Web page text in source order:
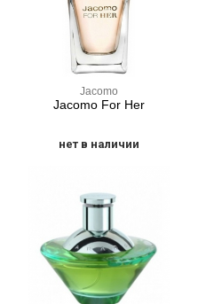
Jacomo
Jacomo For Her
нет в наличии